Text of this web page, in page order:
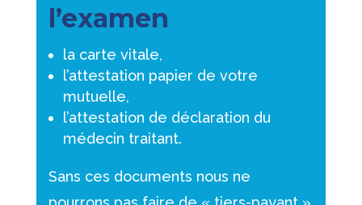
l’examen
la carte vitale,
l’attestation papier de votre
mutuelle,
l’attestation de déclaration du
médecin traitant.
Sans ces documents nous ne